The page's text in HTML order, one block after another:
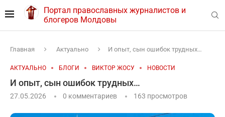
Портал православных журналистов и
блогеров Молдовы
Главная Актуально И опыт, сын ошибок трудных…
АКТУАЛЬНО БЛОГИ ВИКТОР ЖОСУ НОВОСТИ
И опыт, сын ошибок трудных…
27.05.2026 0 комментариев 163 просмотров